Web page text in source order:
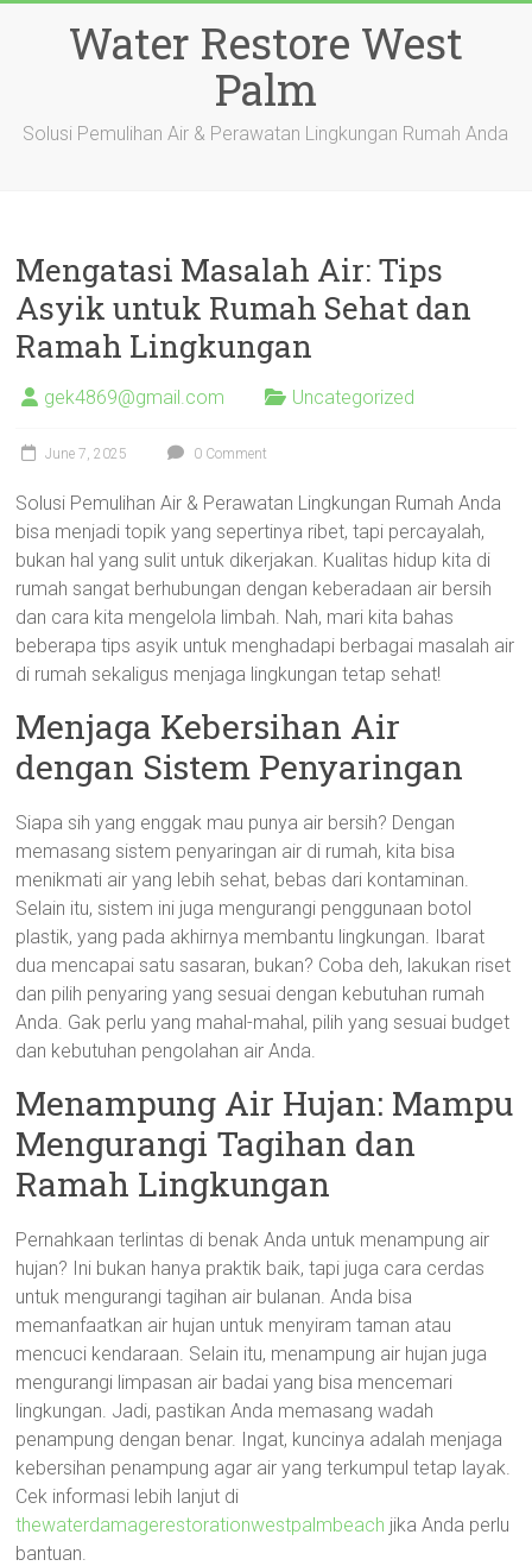
Water Restore West
Palm
Solusi Pemulihan Air & Perawatan Lingkungan Rumah Anda
Mengatasi Masalah Air: Tips
Asyik untuk Rumah Sehat dan
Ramah Lingkungan
gek4869@gmail.com Uncategorized
June 7, 2025 0 Comment
Solusi Pemulihan Air & Perawatan Lingkungan Rumah Anda
bisa menjadi topik yang sepertinya ribet, tapi percayalah,
bukan hal yang sulit untuk dikerjakan. Kualitas hidup kita di
rumah sangat berhubungan dengan keberadaan air bersih
dan cara kita mengelola limbah. Nah, mari kita bahas
beberapa tips asyik untuk menghadapi berbagai masalah air
di rumah sekaligus menjaga lingkungan tetap sehat!
Menjaga Kebersihan Air
dengan Sistem Penyaringan
Siapa sih yang enggak mau punya air bersih? Dengan
memasang sistem penyaringan air di rumah, kita bisa
menikmati air yang lebih sehat, bebas dari kontaminan.
Selain itu, sistem ini juga mengurangi penggunaan botol
plastik, yang pada akhirnya membantu lingkungan. Ibarat
dua mencapai satu sasaran, bukan? Coba deh, lakukan riset
dan pilih penyaring yang sesuai dengan kebutuhan rumah
Anda. Gak perlu yang mahal-mahal, pilih yang sesuai budget
dan kebutuhan pengolahan air Anda.
Menampung Air Hujan: Mampu
Mengurangi Tagihan dan
Ramah Lingkungan
Pernahkaan terlintas di benak Anda untuk menampung air
hujan? Ini bukan hanya praktik baik, tapi juga cara cerdas
untuk mengurangi tagihan air bulanan. Anda bisa
memanfaatkan air hujan untuk menyiram taman atau
mencuci kendaraan. Selain itu, menampung air hujan juga
mengurangi limpasan air badai yang bisa mencemari
lingkungan. Jadi, pastikan Anda memasang wadah
penampung dengan benar. Ingat, kuncinya adalah menjaga
kebersihan penampung agar air yang terkumpul tetap layak.
Cek informasi lebih lanjut di
thewaterdamagerestorationwestpalmbeach jika Anda perlu
bantuan.